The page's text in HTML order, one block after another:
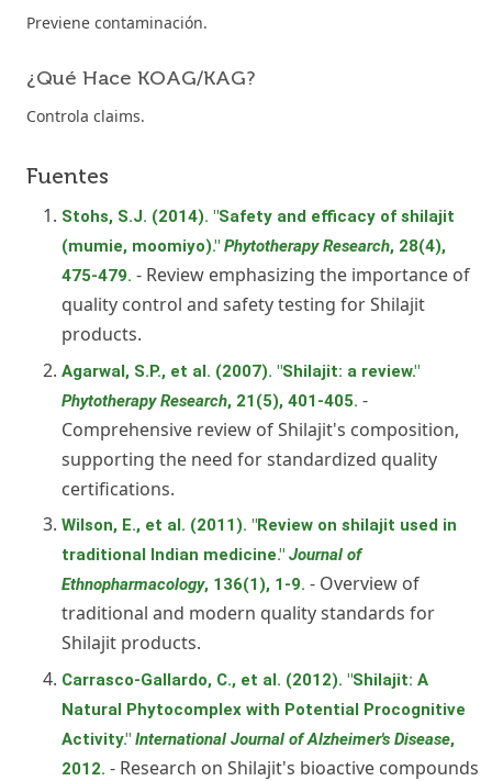
Previene contaminación.
¿Qué Hace KOAG/KAG?
Controla claims.
Fuentes
Stohs, S.J. (2014). "Safety and efficacy of shilajit
(mumie, moomiyo)." Phytotherapy Research, 28(4),
475-479. - Review emphasizing the importance of
quality control and safety testing for Shilajit
products.
Agarwal, S.P., et al. (2007). "Shilajit: a review."
Phytotherapy Research, 21(5), 401-405. -
Comprehensive review of Shilajit's composition,
supporting the need for standardized quality
certifications.
Wilson, E., et al. (2011). "Review on shilajit used in
traditional Indian medicine." Journal of
Ethnopharmacology, 136(1), 1-9. - Overview of
traditional and modern quality standards for
Shilajit products.
Carrasco-Gallardo, C., et al. (2012). "Shilajit: A
Natural Phytocomplex with Potential Procognitive
Activity." International Journal of Alzheimer's Disease,
2012. - Research on Shilajit's bioactive compounds